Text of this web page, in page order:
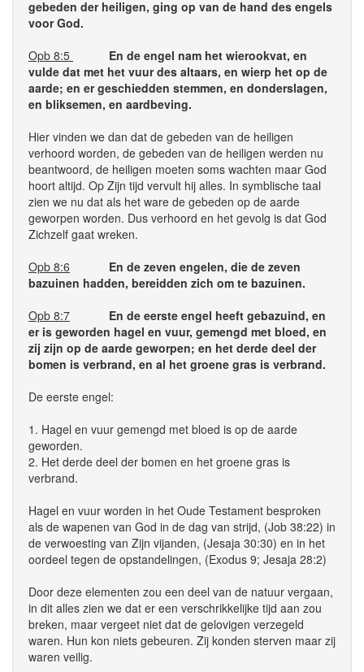
gebeden der heiligen, ging op van de hand des engels
voor God.
Opb 8:5
En de engel nam het wierookvat, en
vulde dat met het vuur des altaars, en wierp het op de
aarde; en er geschiedden stemmen, en donderslagen,
en bliksemen, en aardbeving.
Hier vinden we dan dat de gebeden van de heiligen
verhoord worden, de gebeden van de heiligen werden nu
beantwoord, de heiligen moeten soms wachten maar God
hoort altijd. Op Zijn tijd vervult hij alles. In symblische taal
zien we nu dat als het ware de gebeden op de aarde
geworpen worden. Dus verhoord en het gevolg is dat God
Zichzelf gaat wreken.
Opb 8:6
En de zeven engelen, die de zeven
bazuinen hadden, bereidden zich om te bazuinen.
Opb 8:7
En de eerste engel heeft gebazuind, en
er is geworden hagel en vuur, gemengd met bloed, en
zij zijn op de aarde geworpen; en het derde deel der
bomen is verbrand, en al het groene gras is verbrand.
De eerste engel:
1. Hagel en vuur gemengd met bloed is op de aarde
geworden.
2. Het derde deel der bomen en het groene gras is
verbrand.
Hagel en vuur worden in het Oude Testament besproken
als de wapenen van God in de dag van strijd, (Job 38:22) in
de verwoesting van Zijn vijanden, (Jesaja 30:30) en in het
oordeel tegen de opstandelingen, (Exodus 9; Jesaja 28:2)
Door deze elementen zou een deel van de natuur vergaan,
in dit alles zien we dat er een verschrikkelijke tijd aan zou
breken, maar vergeet niet dat de gelovigen verzegeld
waren. Hun kon niets gebeuren. Zij konden sterven maar zij
waren veilig.